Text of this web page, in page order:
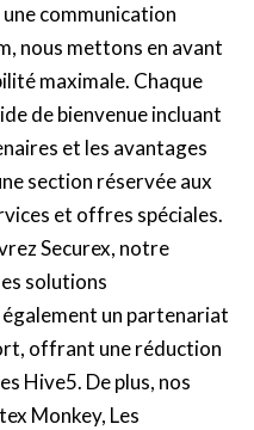
communication
nous mettons en avant
maximale. Chaque
de bienvenue incluant
et les avantages
section réservée aux
et offres spéciales.
Securex, notre
solutions
un partenariat
offrant une réduction
Hive5. De plus, nos
Monkey, Les